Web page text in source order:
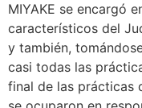
MIYAKE se encargó
característicos del
y también,
casi todas las
final de las prácticas